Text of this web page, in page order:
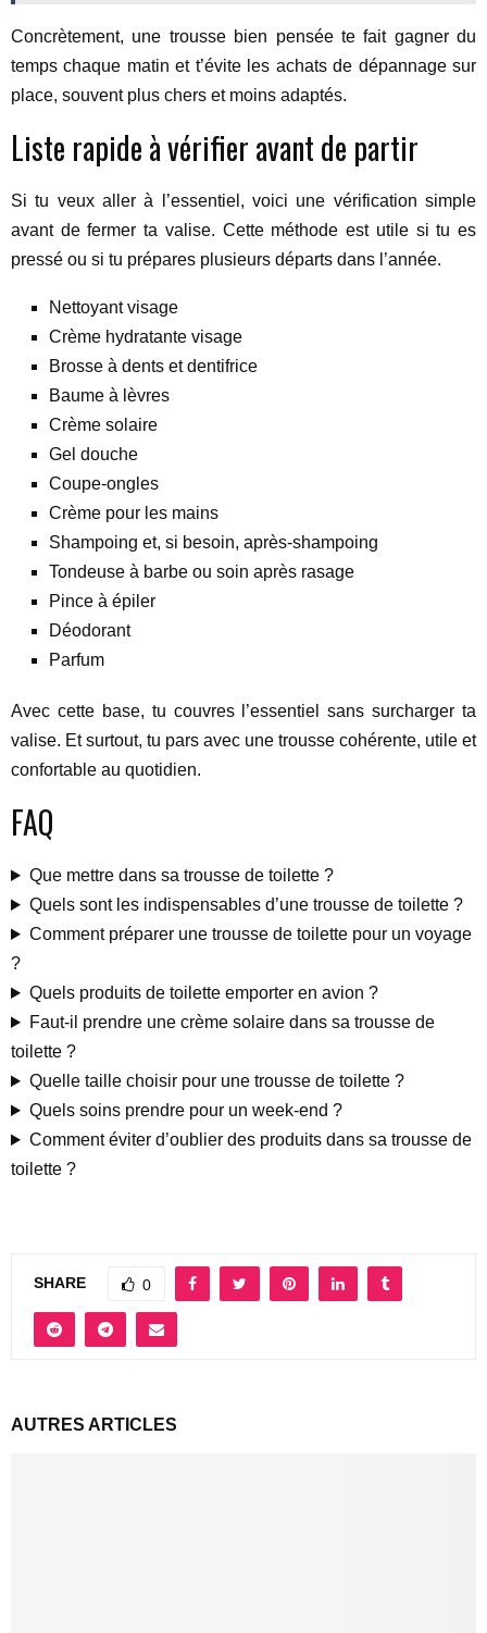
Concrètement, une trousse bien pensée te fait gagner du
temps chaque matin et t’évite les achats de dépannage sur
place, souvent plus chers et moins adaptés.
Liste rapide à vérifier avant de partir
Si tu veux aller à l’essentiel, voici une vérification simple
avant de fermer ta valise. Cette méthode est utile si tu es
pressé ou si tu prépares plusieurs départs dans l’année.
Nettoyant visage
Crème hydratante visage
Brosse à dents et dentifrice
Baume à lèvres
Crème solaire
Gel douche
Coupe-ongles
Crème pour les mains
Shampoing et, si besoin, après-shampoing
Tondeuse à barbe ou soin après rasage
Pince à épiler
Déodorant
Parfum
Avec cette base, tu couvres l’essentiel sans surcharger ta
valise. Et surtout, tu pars avec une trousse cohérente, utile et
confortable au quotidien.
FAQ
Que mettre dans sa trousse de toilette ?
Quels sont les indispensables d’une trousse de toilette ?
Comment préparer une trousse de toilette pour un voyage
?
Quels produits de toilette emporter en avion ?
Faut-il prendre une crème solaire dans sa trousse de
toilette ?
Quelle taille choisir pour une trousse de toilette ?
Quels soins prendre pour un week-end ?
Comment éviter d’oublier des produits dans sa trousse de
toilette ?
SHARE 0
AUTRES ARTICLES